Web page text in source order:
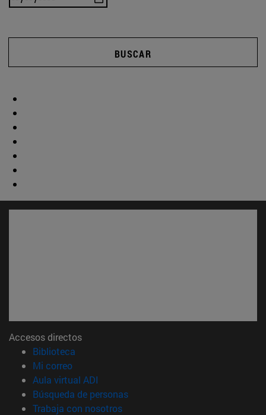
BUSCAR
Accesos directos
Biblioteca
Mi correo(abre en nueva ventana)
Aula virtual ADI
Búsqueda de personas(abre en nueva ventana)
Trabaja con nosotros(abre en nueva ventana)